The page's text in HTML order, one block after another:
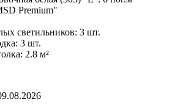
Premium"
светильников: 3 шт.
3 шт.
2.8 м²